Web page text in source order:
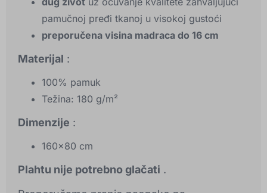
pamučnoj pređi tkanoj u visokoj gustoći
preporučena visina madraca do 16 cm
Materijal :
100% pamuk
Težina: 180 g/m²
Dimenzije :
160x80 cm
Plahtu nije potrebno glačati .